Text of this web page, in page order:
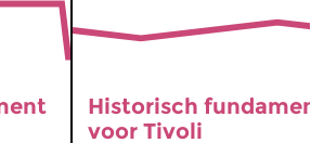
Historisch
voor Tivoli